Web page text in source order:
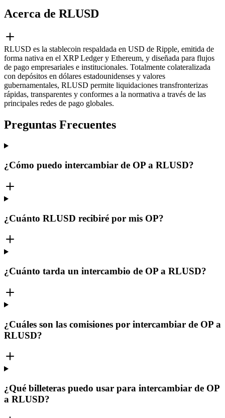
Acerca de RLUSD
RLUSD es la stablecoin respaldada en USD de Ripple, emitida de
forma nativa en el XRP Ledger y Ethereum, y diseñada para flujos
de pago empresariales e institucionales. Totalmente colateralizada
con depósitos en dólares estadounidenses y valores
gubernamentales, RLUSD permite liquidaciones transfronterizas
rápidas, transparentes y conformes a la normativa a través de las
principales redes de pago globales.
Preguntas Frecuentes
¿Cómo puedo intercambiar de OP a RLUSD?
¿Cuánto RLUSD recibiré por mis OP?
¿Cuánto tarda un intercambio de OP a RLUSD?
¿Cuáles son las comisiones por intercambiar de OP a
RLUSD?
¿Qué billeteras puedo usar para intercambiar de OP
a RLUSD?